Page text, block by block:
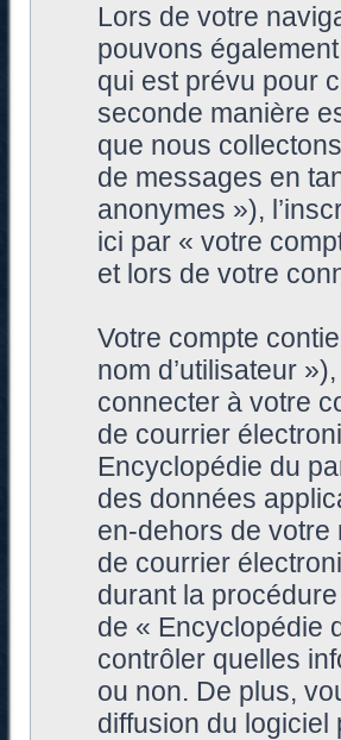
Lors de votre
pouvons
qui est prévu pour
seconde manière
que nous
de messages en
anonymes »),
ici par « votre
et lors de votre
Votre compte
nom d’utilisateur
connecter à votre
de courrier
Encyclopédie du
des données
en-dehors de votre
de courrier
durant la
de « Encyclopédie
contrôler quelles
ou non. De plus,
diffusion du logiciel